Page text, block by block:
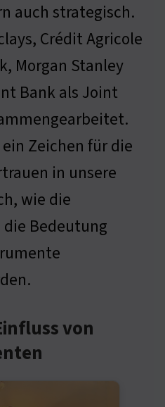
auch strategisch.
Crédit Agricole
Morgan Stanley
Bank als Joint
Zeichen für die
in unsere
wie die
Bedeutung
von